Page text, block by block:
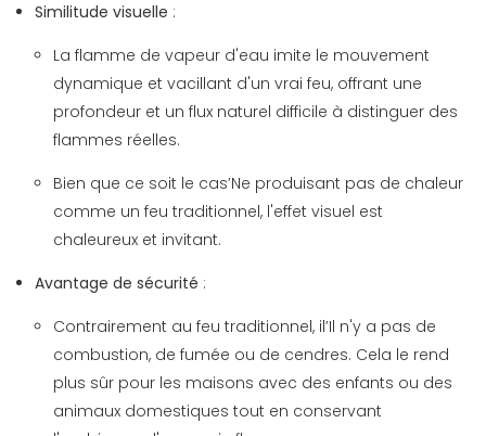
Similitude visuelle :
La flamme de vapeur d'eau imite le mouvement
dynamique et vacillant d'un vrai feu, offrant une
profondeur et un flux naturel difficile à distinguer des
flammes réelles.
Bien que ce soit le cas’Ne produisant pas de chaleur
comme un feu traditionnel, l'effet visuel est
chaleureux et invitant.
Avantage de sécurité :
Contrairement au feu traditionnel, il’Il n'y a pas de
combustion, de fumée ou de cendres. Cela le rend
plus sûr pour les maisons avec des enfants ou des
animaux domestiques tout en conservant